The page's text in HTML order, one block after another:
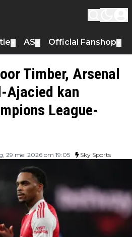
AS Official Fanshop
Timber, Arsenal
Ajacied kan
League-
29 mei 2026 om 19:05 Sky Sports